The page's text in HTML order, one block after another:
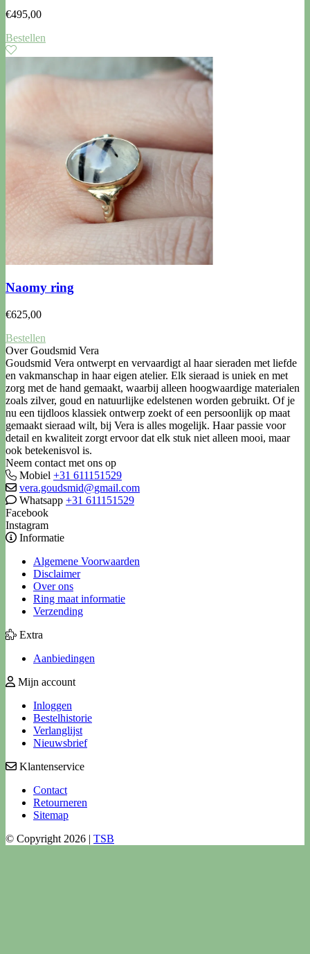
€495,00
Bestellen
Naomy ring
€625,00
Bestellen
Over Goudsmid Vera
Goudsmid Vera ontwerpt en vervaardigt al haar sieraden met liefde
en vakmanschap in haar eigen atelier. Elk sieraad is uniek en met
zorg met de hand gemaakt, waarbij alleen hoogwaardige materialen
zoals zilver, goud en natuurlijke edelstenen worden gebruikt. Of je
nu een tijdloos klassiek ontwerp zoekt of een persoonlijk op maat
gemaakt sieraad wilt, bij Vera is alles mogelijk. Haar passie voor
detail en kwaliteit zorgt ervoor dat elk stuk niet alleen mooi, maar
ook betekenisvol is.
Neem contact met ons op
Mobiel +31 611151529
vera.goudsmid@gmail.com
Whatsapp +31 611151529
Facebook
Instagram
Informatie
Algemene Voorwaarden
Disclaimer
Over ons
Ring maat informatie
Verzending
Extra
Aanbiedingen
Mijn account
Inloggen
Bestelhistorie
Verlanglijst
Nieuwsbrief
Klantenservice
Contact
Retourneren
Sitemap
© Copyright 2026 | TSB